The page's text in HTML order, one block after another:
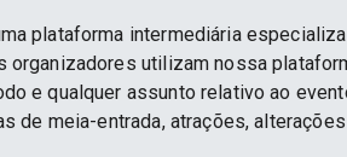
plataforma intermediária
organizadores utilizam nossa
e qualquer assunto relativo ao
de meia-entrada, atrações,